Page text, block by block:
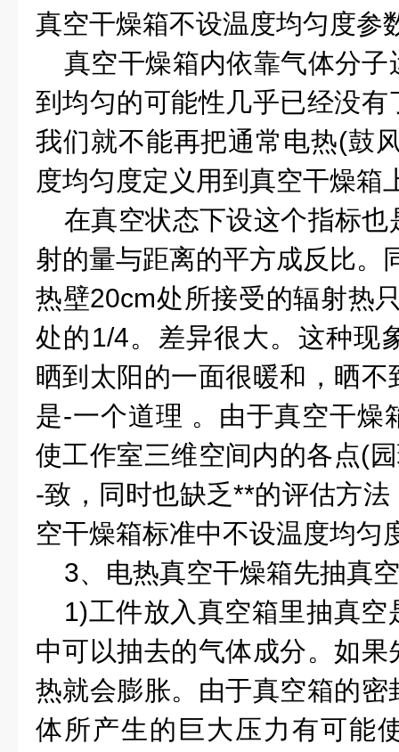
真空干燥箱不设温度均匀度参
真空干燥箱内依靠气体分
到均匀的可能性几乎已经没
我们就不能再把通常电热(鼓
度均匀度定义用到真空干燥箱
在真空状态下设这个指标
射的量与距离的平方成反比。
热壁20cm处所接受的辐射热
处的1/4。差异很大。这种现
晒到太阳的一面很暖和，晒
是-一个道理 。由于真空干燥
使工作室三维空间内的各点(
-致，同时也缺乏**的评估方
空干燥箱标准中不设温度均匀
3、电热真空干燥箱先抽真
1)工件放入真空箱里抽真空
中可以抽去的气体成分。如
热就会膨胀。由于真空箱的
体所产生的巨大压力有可能